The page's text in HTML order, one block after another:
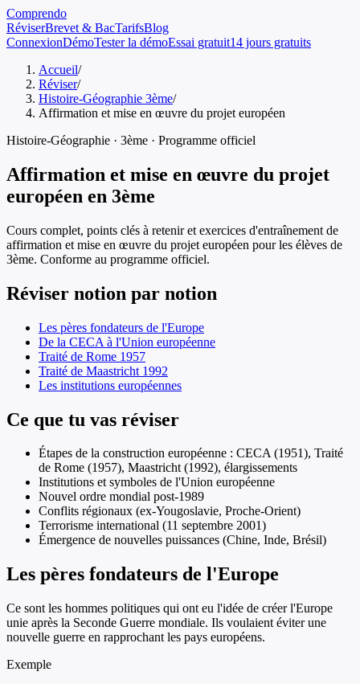
Comprendo
RéviserBrevet & BacTarifsBlog
ConnexionDémoTester la démoEssai gratuit14 jours gratuits
Accueil/
Réviser/
Histoire-Géographie 3ème/
Affirmation et mise en œuvre du projet européen
Histoire-Géographie · 3ème · Programme officiel
Affirmation et mise en œuvre du projet
européen en 3ème
Cours complet, points clés à retenir et exercices d'entraînement de
affirmation et mise en œuvre du projet européen pour les élèves de
3ème. Conforme au programme officiel.
Réviser notion par notion
Les pères fondateurs de l'Europe
De la CECA à l'Union européenne
Traité de Rome 1957
Traité de Maastricht 1992
Les institutions européennes
Ce que tu vas réviser
Étapes de la construction européenne : CECA (1951), Traité
de Rome (1957), Maastricht (1992), élargissements
Institutions et symboles de l'Union européenne
Nouvel ordre mondial post-1989
Conflits régionaux (ex-Yougoslavie, Proche-Orient)
Terrorisme international (11 septembre 2001)
Émergence de nouvelles puissances (Chine, Inde, Brésil)
Les pères fondateurs de l'Europe
Ce sont les hommes politiques qui ont eu l'idée de créer l'Europe
unie après la Seconde Guerre mondiale. Ils voulaient éviter une
nouvelle guerre en rapprochant les pays européens.
Exemple